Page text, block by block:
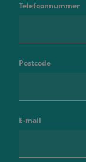
Telefoonnummer
Postcode
E-mail